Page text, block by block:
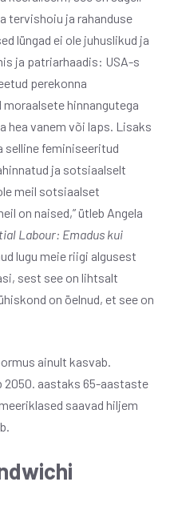
tervishoiu ja rahanduse
lüngad ei ole juhuslikud ja
ja patriarhaadis: USA-s
perekonna
hinnangutega
hea vanem või laps. Lisaks
selline feminiseeritud
ja sotsiaalselt
meil sotsiaalset
on naised,” ütleb Angela
Labour: Emadus kui
lugu meie riigi algusest
sest see on lihtsalt
on öelnud, et see on
ainult kasvab.
2050. aastaks 65-aastaste
saavad hiljem